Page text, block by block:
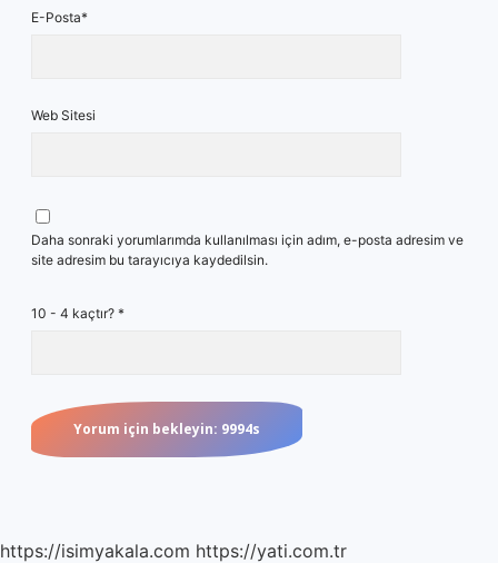
E-Posta*
Web Sitesi
Daha sonraki yorumlarımda kullanılması için adım, e-posta adresim ve
site adresim bu tarayıcıya kaydedilsin.
10 - 4 kaçtır? *
https://isimyakala.com https://yati.com.tr